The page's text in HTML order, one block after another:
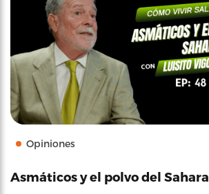
Opiniones
Asmáticos y el polvo del Sahara